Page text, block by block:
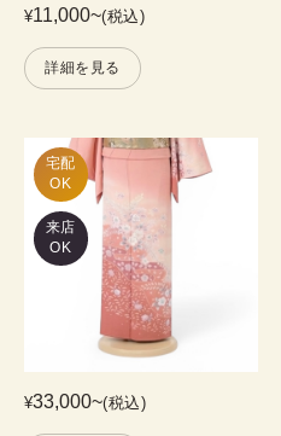
¥11,000~(税込)
詳細を見る
宅配
OK
来店
OK
¥33,000~(税込)